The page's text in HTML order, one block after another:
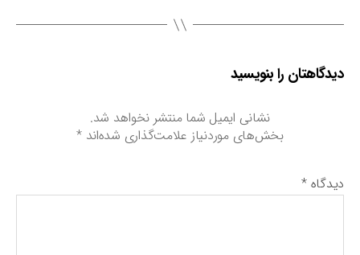
دیدگاهتان را بنویسید
نشانی ایمیل شما منتشر نخواهد شد.
بخش‌های موردنیاز علامت‌گذاری شده‌اند*
دیدگاه*